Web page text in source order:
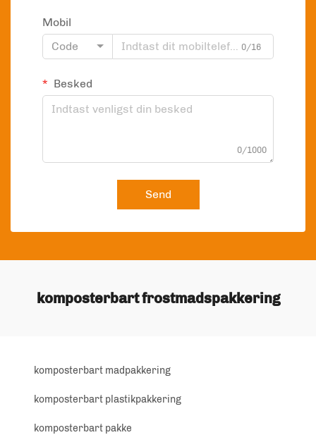
Mobil
Code
0/16
Besked
0/1000
Send
komposterbart frostmadspakkering
komposterbart madpakkering
komposterbart plastikpakkering
komposterbart pakke